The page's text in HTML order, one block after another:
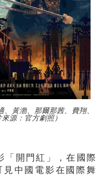
、黃渤、那爾那茜、費翔、
源：官方劇照）
開門紅」，在國際
中國電影在國際舞